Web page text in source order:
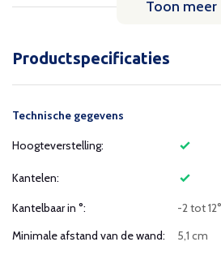
Toon meer
Productspecificaties
Technische gegevens
Hoogteverstelling:
Kantelen:
Kantelbaar in °:
-2 tot 12°
Minimale afstand van de wand:
5,1 cm